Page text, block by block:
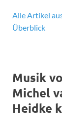
Alle Artikel
Überblick
Musik
Michel
Heidke